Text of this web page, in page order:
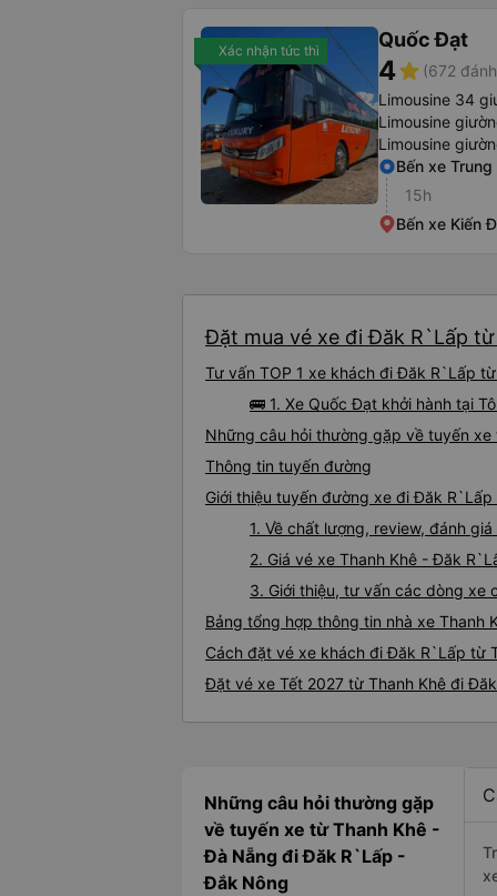
Xác nhận tức thì Quốc Đạt
4star (672
Limousine 34
Limousine
Limousine
Bến xe
15h
Bến xe Kiến
Đặt mua vé xe đi Đăk R`Lấp
Tư vấn TOP 1 xe khách đi Đăk R`Lấp
🚌 1. Xe Quốc Đạt khởi hành tại
Những câu hỏi thường gặp về tuyến
Thông tin tuyến đường
Giới thiệu tuyến đường xe đi Đăk R`Lấp
1. Về chất lượng, review, đánh
2. Giá vé xe Thanh Khê - Đăk
3. Giới thiệu, tư vấn các dòng xe
Bảng tổng hợp thông tin nhà xe Thanh
Cách đặt vé xe khách đi Đăk R`Lấp từ
Đặt vé xe Tết 2027 từ Thanh Khê đi
Những câu hỏi thường gặp
về tuyến xe từ Thanh Khê -
Đà Nẵng đi Đăk R`Lấp -
Đắk Nông